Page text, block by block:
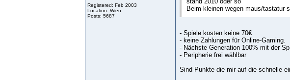
Registered: Feb 2003
Location: Wien
Posts: 5687
Beim kleinen wegen maus/tastatur
- Spiele kosten keine 70€
- keine Zahlungen für Online-Gaming.
- Nächste Generation 100% mit der
- Peripherie frei wählbar
Sind Punkte die mir auf die schnelle